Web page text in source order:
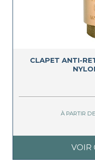
CLAPET ANTI-
À PARTIR DE
VOIR